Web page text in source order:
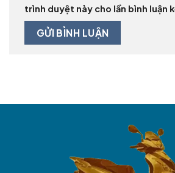
trình duyệt này cho lần bình luận